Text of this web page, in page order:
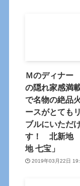
Ｍのディナー
の隠れ家感満
で名物の絶品
ースがとても
ブルにいただ
す！ 北新地
地 七宝」
2019年03月22日